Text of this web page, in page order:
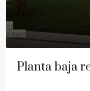
Planta baja